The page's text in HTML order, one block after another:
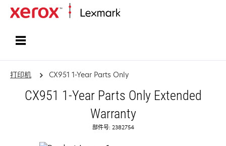
打印机 CX951 1-Year Parts Only
CX951 1-Year Parts Only Extended
Warranty
部件号: 2382754